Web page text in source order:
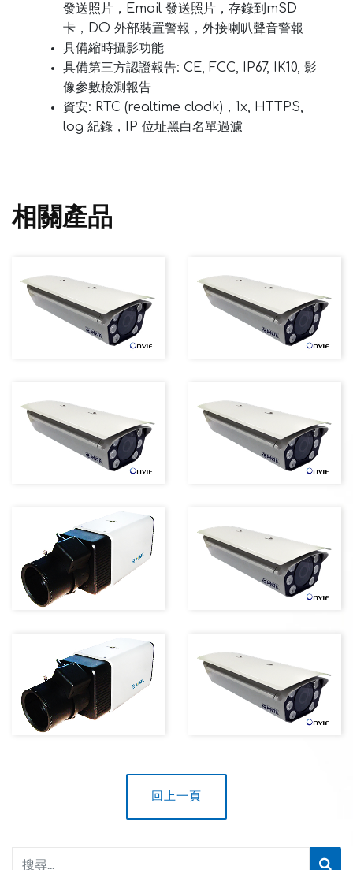
發送照片，Email 發送照片，存錄到mSD
卡，DO 外部裝置警報，外接喇叭聲音警報
具備縮時攝影功能
具備第三方認證報告: CE, FCC, IP67, IK10, 影
像參數檢測報告
資安: RTC (realtime clodk)，1x, HTTPS,
log 紀錄，IP 位址黑白名單過濾
相關產品
回上一頁